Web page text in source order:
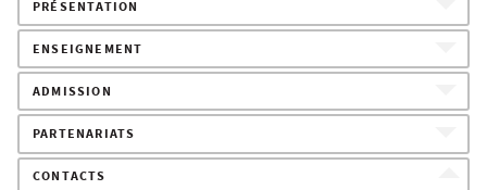
PRÉSENTATION
ENSEIGNEMENT
ADMISSION
PARTENARIATS
CONTACTS